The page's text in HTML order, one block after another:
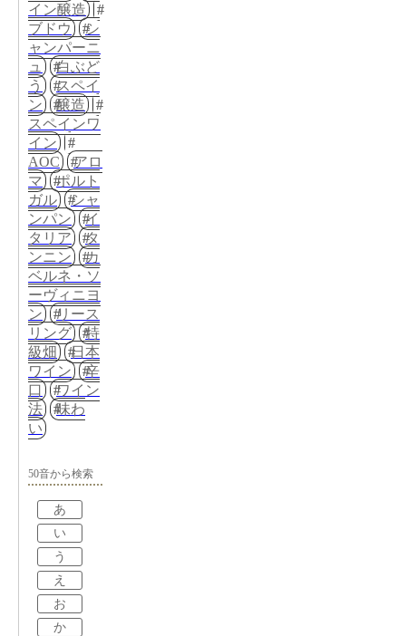
イン醸造
ブドウ
シ
ャンパーニ
ュ
白ぶど
う
スペイ
ン
醸造
スペインワ
イン
AOC
アロ
マ
ポルト
ガル
シャ
ンパン
イ
タリア
タ
ンニン
カ
ベルネ・ソ
ーヴィニヨ
ン
リース
リング
特
級畑
日本
ワイン
辛
口
ワイン
法
味わ
い
50音から検索
あ
い
う
え
お
か